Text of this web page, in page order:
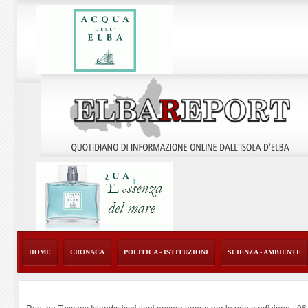
HOME CRONACA POLITICA - ISTITUZIONI SCIENZA - AMBIENTE